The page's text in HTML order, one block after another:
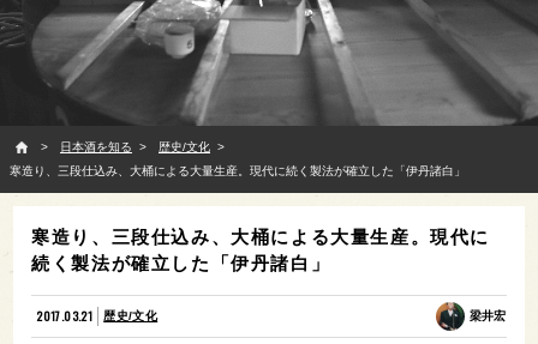
日本酒を知る
歴史/文化
寒造り、三段仕込み、大桶による大量生産。現代に続く製法が確立した「伊丹諸白」
寒造り、三段仕込み、大桶による大量生産。現代に
続く製法が確立した「伊丹諸白」
2017.03.21 歴史/文化 梁井宏